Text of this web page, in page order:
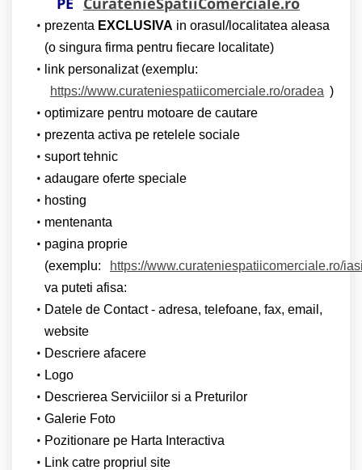
prezenta EXCLUSIVA in orasul/localitatea aleasa
(o singura firma pentru fiecare localitate)
link personalizat (exemplu:
https://www.curateniespatiicomerciale.ro/oradea )
optimizare pentru motoare de cautare
prezenta activa pe retelele sociale
suport tehnic
adaugare oferte speciale
hosting
mentenanta
pagina proprie
(exemplu:
https://www.curateniespatiicomerciale.ro/
va puteti afisa:
Datele de Contact - adresa, telefoane, fax, email,
website
Descriere afacere
Logo
Descrierea Serviciilor si a Preturilor
Galerie Foto
Pozitionare pe Harta Interactiva
Link catre propriul site